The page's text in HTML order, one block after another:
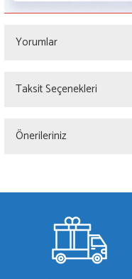
Yorumlar
Taksit Seçenekleri
Önerileriniz
gördüğünüz noktaları öneri
Ürün resmi kalitesiz, bozuk
Ürün açıklamasında eksik